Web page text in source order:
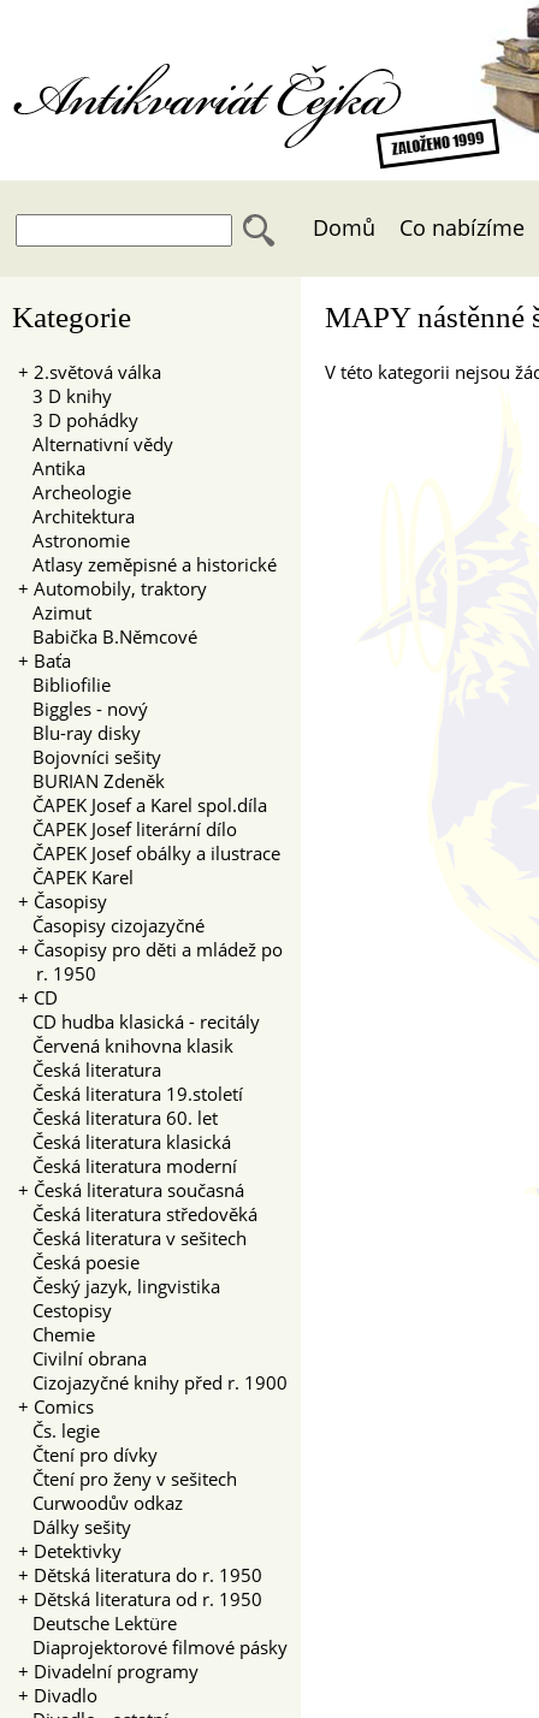
Antikvariát Čejka
Domů Co nabízíme
Kategorie
+ 2.světová válka
3 D knihy
3 D pohádky
Alternativní vědy
Antika
Archeologie
Architektura
Astronomie
Atlasy zeměpisné a historické
+ Automobily, traktory
Azimut
Babička B.Němcové
+ Baťa
Bibliofilie
Biggles - nový
Blu-ray disky
Bojovníci sešity
BURIAN Zdeněk
ČAPEK Josef a Karel spol.díla
ČAPEK Josef literární dílo
ČAPEK Josef obálky a ilustrace
ČAPEK Karel
+ Časopisy
Časopisy cizojazyčné
+ Časopisy pro děti a mládež po
r. 1950
+ CD
CD hudba klasická - recitály
Červená knihovna klasik
Česká literatura
Česká literatura 19.století
Česká literatura 60. let
Česká literatura klasická
Česká literatura moderní
+ Česká literatura současná
Česká literatura středověká
Česká literatura v sešitech
Česká poesie
Český jazyk, lingvistika
Cestopisy
Chemie
Civilní obrana
Cizojazyčné knihy před r. 1900
+ Comics
Čs. legie
Čtení pro dívky
Čtení pro ženy v sešitech
Curwoodův odkaz
Dálky sešity
+ Detektivky
+ Dětská literatura do r. 1950
+ Dětská literatura od r. 1950
Deutsche Lektüre
Diaprojektorové filmové pásky
+ Divadelní programy
+ Divadlo
MAPY nástěnné
V této kategorii nejsou